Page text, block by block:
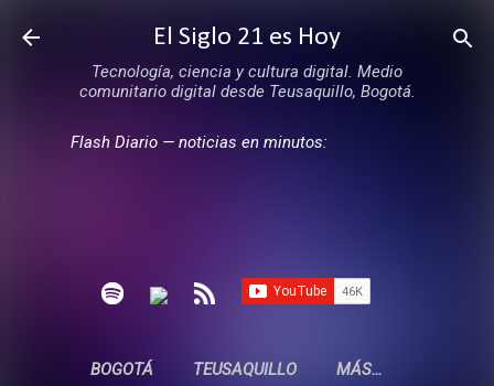
Ir al contenido principal
El Siglo 21 es Hoy
Tecnología, ciencia y cultura digital. Medio
comunitario digital desde Teusaquillo, Bogotá.
Flash Diario — noticias en minutos:
BOGOTÁ TEUSAQUILLO MÁS…